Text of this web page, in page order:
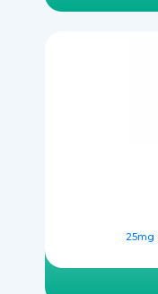
25mg